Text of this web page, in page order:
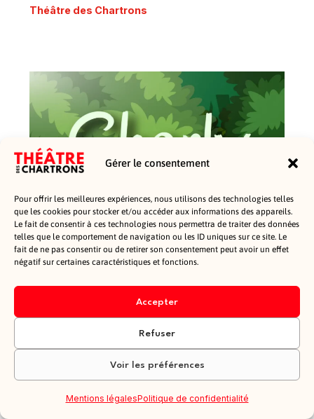
Gérer le consentement
Pour offrir les meilleures expériences, nous utilisons des technologies telles
que les cookies pour stocker et/ou accéder aux informations des appareils.
Le fait de consentir à ces technologies nous permettra de traiter des données
telles que le comportement de navigation ou les ID uniques sur ce site. Le
fait de ne pas consentir ou de retirer son consentement peut avoir un effet
négatif sur certaines caractéristiques et fonctions.
Accepter
Refuser
Voir les préférences
Mentions légalesPolitique de confidentialité
Théâtre des Chartrons